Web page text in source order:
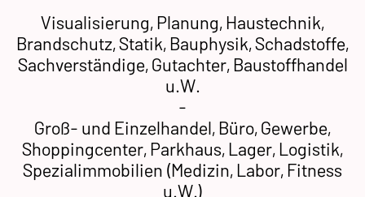
Visualisierung, Planung, Haustechnik,
Brandschutz, Statik, Bauphysik, Schadstoffe,
Sachverständige, Gutachter, Baustoffhandel
u.W.
-
Groß- und Einzelhandel, Büro, Gewerbe,
Shoppingcenter, Parkhaus, Lager, Logistik,
Spezialimmobilien (Medizin, Labor, Fitness
u.W.)